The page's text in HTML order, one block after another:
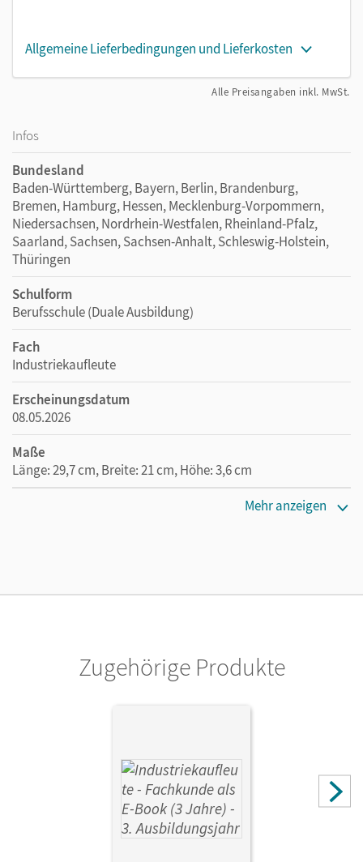
Allgemeine Lieferbedingungen und Lieferkosten
Alle Preisangaben inkl. MwSt.
Infos
Bundesland
Baden-Württemberg, Bayern, Berlin, Brandenburg,
Bremen, Hamburg, Hessen, Mecklenburg-Vorpommern,
Niedersachsen, Nordrhein-Westfalen, Rheinland-Pfalz,
Saarland, Sachsen, Sachsen-Anhalt, Schleswig-Holstein,
Thüringen
Schulform
Berufsschule (Duale Ausbildung)
Fach
Industriekaufleute
Erscheinungsdatum
08.05.2026
Maße
Länge: 29,7 cm, Breite: 21 cm, Höhe: 3,6 cm
Mehr anzeigen
Zugehörige Produkte